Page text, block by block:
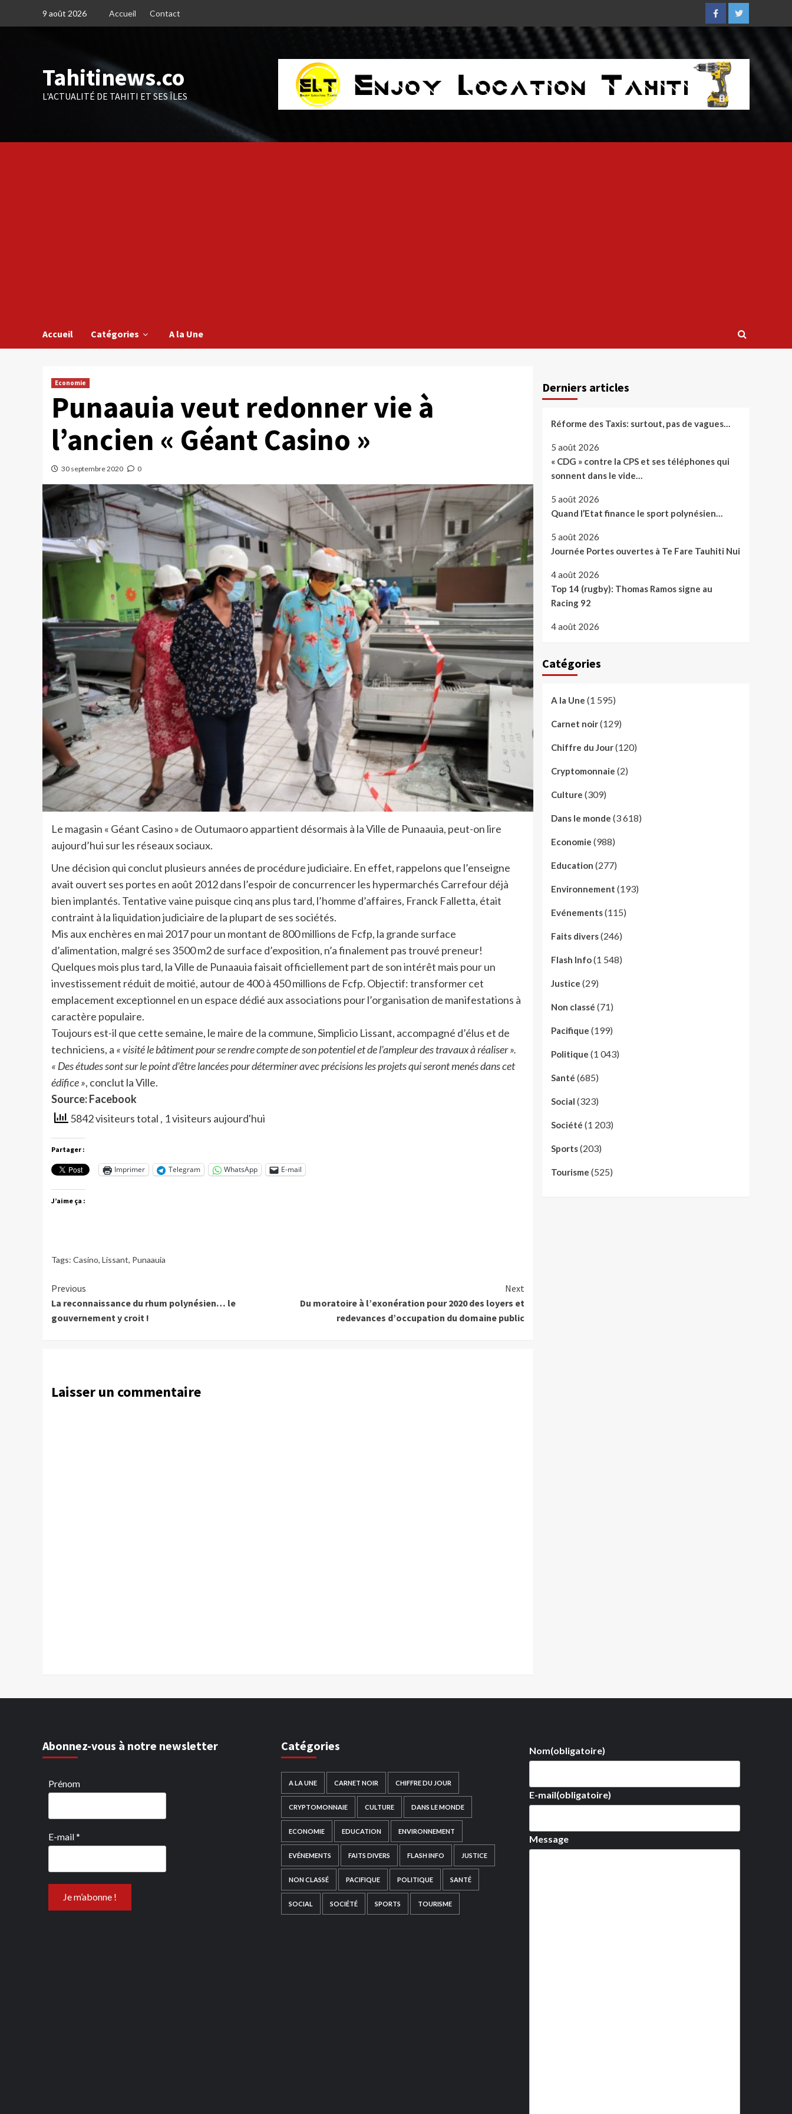
9 août 2026 Accueil Contact
FacebookTwitter
Tahitinews.co
L'ACTUALITÉ DE TAHITI ET SES ÎLES
Accueil Catégories A la Une
Economie
Punaauia veut redonner vie à
l’ancien « Géant Casino »
30 septembre 2020 0
Le magasin « Géant Casino » de Outumaoro appartient désormais à la Ville de Punaauia, peut-on lire
aujourd’hui sur les réseaux sociaux.
Une décision qui conclut plusieurs années de procédure judiciaire. En effet, rappelons que l’enseigne
avait ouvert ses portes en août 2012 dans l’espoir de concurrencer les hypermarchés Carrefour déjà
bien implantés. Tentative vaine puisque cinq ans plus tard, l’homme d’affaires, Franck Falletta, était
contraint à la liquidation judiciaire de la plupart de ses sociétés.
Mis aux enchères en mai 2017 pour un montant de 800 millions de Fcfp, la grande surface
d’alimentation, malgré ses 3500 m2 de surface d’exposition, n’a finalement pas trouvé preneur!
Quelques mois plus tard, la Ville de Punaauia faisait officiellement part de son intérêt mais pour un
investissement réduit de moitié, autour de 400 à 450 millions de Fcfp. Objectif: transformer cet
emplacement exceptionnel en un espace dédié aux associations pour l’organisation de manifestations à
caractère populaire.
Toujours est-il que cette semaine, le maire de la commune, Simplicio Lissant, accompagné d’élus et de
techniciens, a « visité le bâtiment pour se rendre compte de son potentiel et de l’ampleur des travaux à réaliser ».
« Des études sont sur le point d’être lancées pour déterminer avec précisions les projets qui seront menés dans cet
édifice », conclut la Ville.
Source: Facebook
5842 visiteurs total , 1 visiteurs aujourd'hui
Partager :
Imprimer Telegram WhatsApp E-mail
J’aime ça :
Tags: Casino, Lissant, Punaauia
Continue
Reading
Previous
La reconnaissance du rhum polynésien… le
gouvernement y croit !
Next
Du moratoire à l’exonération pour 2020 des loyers et
redevances d’occupation du domaine public
Laisser un commentaire
Derniers articles
Réforme des Taxis: surtout, pas de vagues…
5 août 2026
« CDG » contre la CPS et ses téléphones qui
sonnent dans le vide…
5 août 2026
Quand l’Etat finance le sport polynésien…
5 août 2026
Journée Portes ouvertes à Te Fare Tauhiti Nui
4 août 2026
Top 14 (rugby): Thomas Ramos signe au
Racing 92
4 août 2026
Catégories
A la Une (1 595)
Carnet noir(129)
Chiffre du Jour(120)
Cryptomonnaie (2)
Culture (309)
Dans le monde (3 618)
Economie (988)
Education (277)
Environnement (193)
Evénements(115)
Faits divers(246)
Flash Info(1 548)
Justice (29)
Non classé (71)
Pacifique (199)
Politique (1 043)
Santé (685)
Social (323)
Société (1 203)
Sports(203)
Tourisme (525)
Abonnez-vous à notre newsletter
Prénom
E-mail*
Catégories
A LA UNE CARNET NOIR CHIFFRE DU JOUR
CRYPTOMONNAIE CULTURE DANS LE MONDE
ECONOMIE EDUCATION ENVIRONNEMENT
EVÉNEMENTS FAITS DIVERS FLASH INFO JUSTICE
NON CLASSÉ PACIFIQUE POLITIQUE SANTÉ
SOCIAL SOCIÉTÉ SPORTS TOURISME
Nom(obligatoire)
E-mail(obligatoire)
Message